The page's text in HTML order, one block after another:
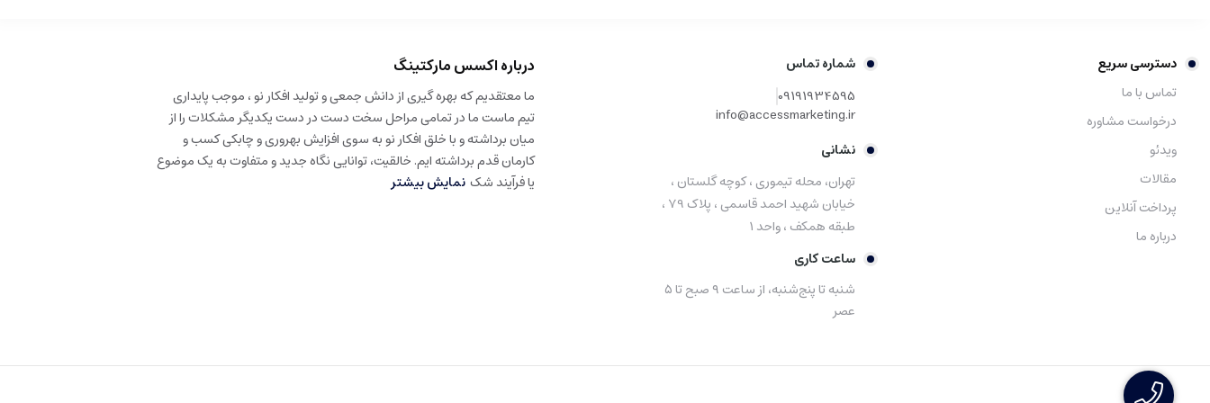
دسترسی سریع
تماس با ما
درخواست مشاوره
ویدئو
مقالات
پرداخت آنلاین
درباره ما
شماره تماس
09191934595
info@accessmarketing.ir
نشانی
تهران، محله تیموری ، کوچه گلستان ،
خیابان شهید احمد قاسمی ، پلاک 79 ،
طبقه همکف ، واحد 1
ساعت کاری
شنبه تا پنج‌شنبه، از ساعت ۹ صبح تا ۵
عصر
درباره اکسس مارکتینگ
ما معتقدیم که بهره گیری از دانش جمعی و تولید افکار نو ، موجب پایداری
تیم ماست ما در تمامی مراحل سخت دست در دست یکدیگر مشکلات را از
میان برداشته و با خلق افکار نو به سوی افزایش بهروری و چابکی کسب و
کارمان قدم برداشته ایم. خالقیت، توانایی نگاه جدید و متفاوت به یک موضوع
یا فرآیند شک نمایش بیشتر